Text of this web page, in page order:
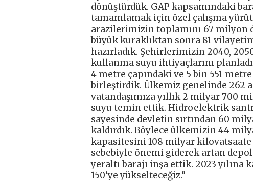
dönüştürdük. GAP kapsamındaki
tamamlamak için özel çalışma
arazilerimizin toplamını 67 milyon
büyük kuraklıktan sonra 81
hazırladık. Şehirlerimizin 2040,
kullanma suyu ihtiyaçlarını
4 metre çapındaki ve 5 bin 551
birleştirdik. Ülkemiz genelinde 262
vatandaşımıza yıllık 2 milyar 700
suyu temin ettik. Hidroelektrik
sayesinde devletin sırtından 60
kaldırdık. Böylece ülkemizin 44
kapasitesini 108 milyar kilovatsaate
sebebiyle önemi giderek artan
yeraltı barajı inşa ettik. 2023 yılına
150’ye yükselteceğiz.”